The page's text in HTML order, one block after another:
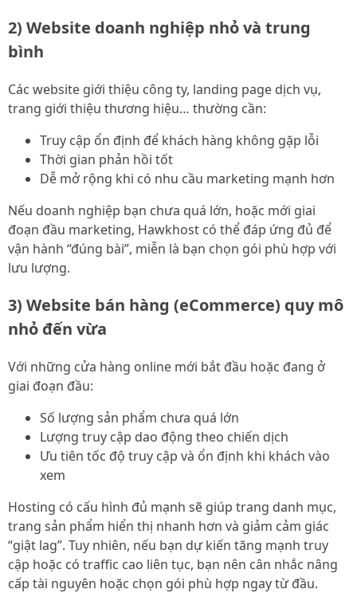
2) Website doanh nghiệp nhỏ và trung
bình
Các website giới thiệu công ty, landing page dịch vụ,
trang giới thiệu thương hiệu… thường cần:
Truy cập ổn định để khách hàng không gặp lỗi
Thời gian phản hồi tốt
Dễ mở rộng khi có nhu cầu marketing mạnh hơn
Nếu doanh nghiệp bạn chưa quá lớn, hoặc mới giai
đoạn đầu marketing, Hawkhost có thể đáp ứng đủ để
vận hành “đúng bài”, miễn là bạn chọn gói phù hợp với
lưu lượng.
3) Website bán hàng (eCommerce) quy mô
nhỏ đến vừa
Với những cửa hàng online mới bắt đầu hoặc đang ở
giai đoạn đầu:
Số lượng sản phẩm chưa quá lớn
Lượng truy cập dao động theo chiến dịch
Ưu tiên tốc độ truy cập và ổn định khi khách vào
xem
Hosting có cấu hình đủ mạnh sẽ giúp trang danh mục,
trang sản phẩm hiển thị nhanh hơn và giảm cảm giác
“giật lag”. Tuy nhiên, nếu bạn dự kiến tăng mạnh truy
cập hoặc có traffic cao liên tục, bạn nên cân nhắc nâng
cấp tài nguyên hoặc chọn gói phù hợp ngay từ đầu.